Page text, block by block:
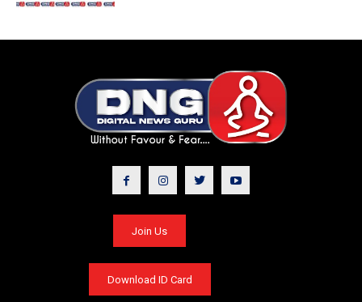
Join Us
Download ID Card